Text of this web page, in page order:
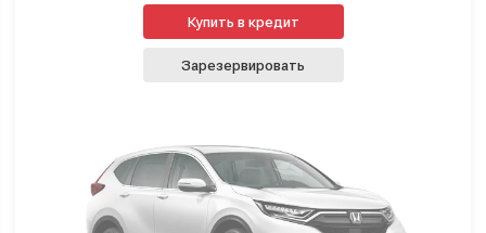
Купить в кредит
Зарезервировать